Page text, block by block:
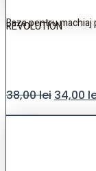
Baza pentru
REVOLUTION
38,00lei 34,00